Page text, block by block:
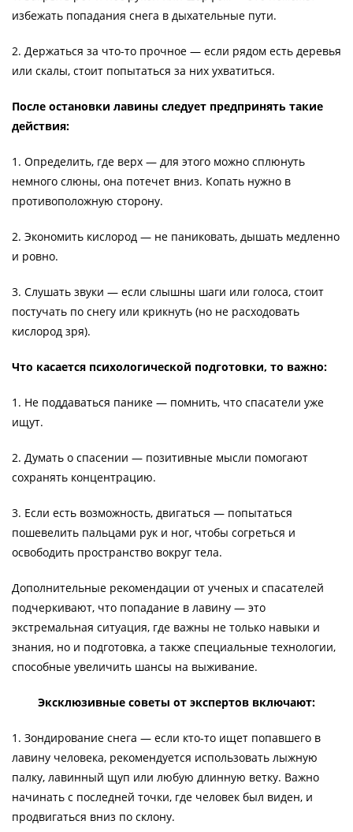
избежать попадания снега в дыхательные пути.
2. Держаться за что-то прочное — если рядом есть деревья
или скалы, стоит попытаться за них ухватиться.
После остановки лавины следует предпринять такие
действия:
1. Определить, где верх — для этого можно сплюнуть
немного слюны, она потечет вниз. Копать нужно в
противоположную сторону.
2. Экономить кислород — не паниковать, дышать медленно
и ровно.
3. Слушать звуки — если слышны шаги или голоса, стоит
постучать по снегу или крикнуть (но не расходовать
кислород зря).
Что касается психологической подготовки, то важно:
1. Не поддаваться панике — помнить, что спасатели уже
ищут.
2. Думать о спасении — позитивные мысли помогают
сохранять концентрацию.
3. Если есть возможность, двигаться — попытаться
пошевелить пальцами рук и ног, чтобы согреться и
освободить пространство вокруг тела.
Дополнительные рекомендации от ученых и спасателей
подчеркивают, что попадание в лавину — это
экстремальная ситуация, где важны не только навыки и
знания, но и подготовка, а также специальные технологии,
способные увеличить шансы на выживание.
Эксклюзивные советы от экспертов включают:
1. Зондирование снега — если кто-то ищет попавшего в
лавину человека, рекомендуется использовать лыжную
палку, лавинный щуп или любую длинную ветку. Важно
начинать с последней точки, где человек был виден, и
продвигаться вниз по склону.